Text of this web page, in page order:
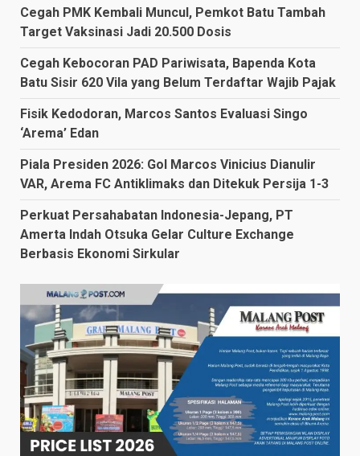
Cegah PMK Kembali Muncul, Pemkot Batu Tambah
Target Vaksinasi Jadi 20.500 Dosis
Cegah Kebocoran PAD Pariwisata, Bapenda Kota
Batu Sisir 620 Vila yang Belum Terdaftar Wajib Pajak
Fisik Kedodoran, Marcos Santos Evaluasi Singo
‘Arema’ Edan
Piala Presiden 2026: Gol Marcos Vinicius Dianulir
VAR, Arema FC Antiklimaks dan Ditekuk Persija 1-3
Perkuat Persahabatan Indonesia-Jepang, PT
Amerta Indah Otsuka Gelar Culture Exchange
Berbasis Ekonomi Sirkular